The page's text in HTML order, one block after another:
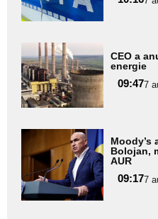
subtitlu
Adaugă
aici textul
pentru
subtitlu
CEO a
energie
09:477
Adaugă
aici textul
pentru
subtitlu
Moody’s
Bolojan,
AUR
09:177